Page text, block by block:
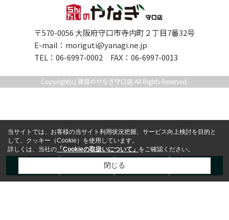
お問合せ
〒570-0056 大阪府守口市寺内町２丁目7番32号
E-mail： moriguti@yanagi.ne.jp
TEL：06-6997-0002 FAX：06-6997-0013
Copyright(c) 賃貸のやなぎ守口店 All Rights Reserved.
当サイトでは、お客様の当サイト利用状況把握、サービス向上検討を目的と
して、クッキー（Cookie）を使用しています。
詳しくは、当社の 「Cookieの取扱いについて」 をご確認ください。
閉じる